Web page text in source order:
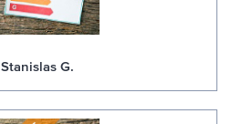
Stanislas G.